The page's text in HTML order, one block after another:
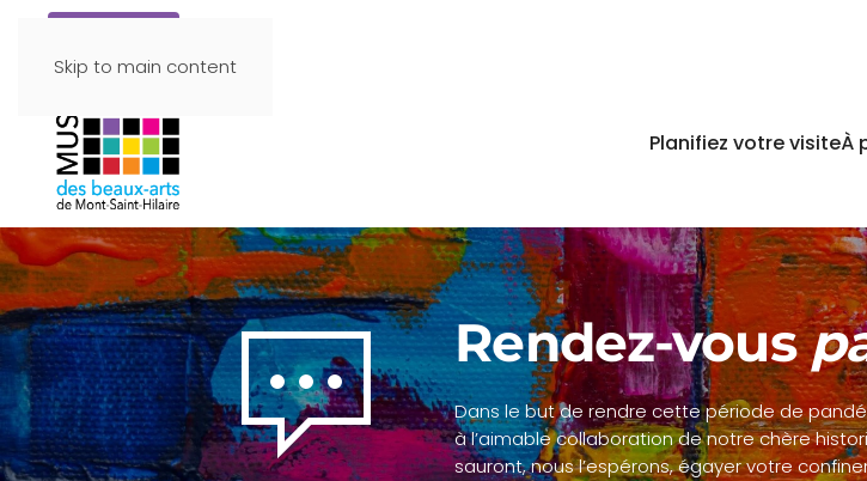
Skip to main content
Planifiez votre visiteÀ
Rendez-vous
Dans le but de rendre cette période de
à l’aimable collaboration de notre chère
sauront, nous l’espérons, égayer votre